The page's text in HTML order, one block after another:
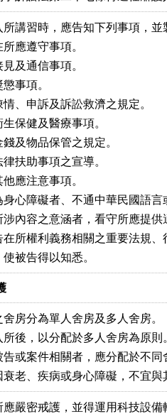
所講習時，應告知下列事項，
應遵守事項。
見及通信事項。
事項。
情、申訴及訴訟救濟之規定。
生保健及醫療事項。
錢及物品保管之規定。
扶助事項之宣導。
他應注意事項。
身心障礙者、不通中華民國語
涉內容之意涵者，看守所應提供
在所權利義務相關之重要法規
被告得以知悉。
舍房分為單人舍房及多人舍房。
所後，以分配於多人舍房為原
告或案件相關者，應分配於不同
衰老、疾病或身心障礙，不宜
應嚴密戒護，並得運用科技設備